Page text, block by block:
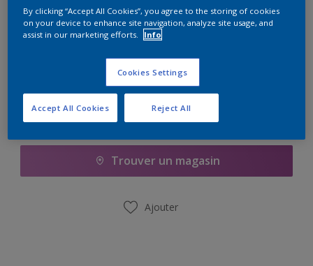
Quantité Calculateur de peinture
Ajouter à la liste d’achats
Trouver un magasin
Ajouter
By clicking “Accept All Cookies”, you agree to the storing of cookies
on your device to enhance site navigation, analyze site usage, and
assist in our marketing efforts.
Info
Cookies Settings
Reject All
Accept All Cookies